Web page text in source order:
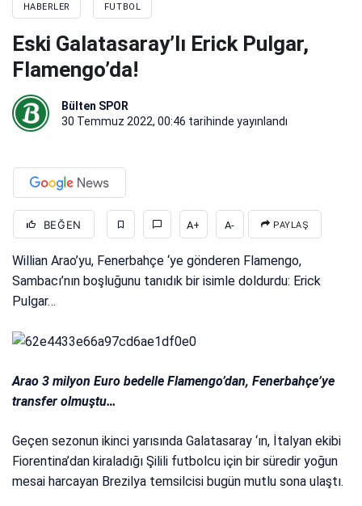
HABERLER FUTBOL
Eski Galatasaray’lı Erick Pulgar,
Flamengo’da!
Bülten SPOR
30 Temmuz 2022, 00:46 tarihinde yayınlandı
BEĞEN A+ A- PAYLAŞ
Willian Arao’yu, Fenerbahçe ‘ye gönderen Flamengo,
Sambacı’nın boşluğunu tanıdık bir isimle doldurdu: Erick
Pulgar…
Arao 3 milyon Euro bedelle Flamengo’dan, Fenerbahçe’ye
transfer olmuştu…
Geçen sezonun ikinci yarısında Galatasaray ‘ın, İtalyan ekibi
Fiorentina’dan kiraladığı Şilili futbolcu için bir süredir yoğun
mesai harcayan Brezilya temsilcisi bugün mutlu sona ulaştı.